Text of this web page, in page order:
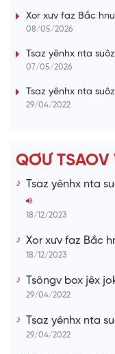
Xor xưv faz Bắc
08/05/2026
Tsaz yênhx nta
07/05/2026
Tsaz yênhx nta
29/04/2022
QƠƯ TSAOV
Tsaz yênhx nta
18/12/2023
Xor xưv faz Bắc
18/12/2023
Tsôngv box jêx
29/04/2022
Tsaz yênhx nta
29/04/2022